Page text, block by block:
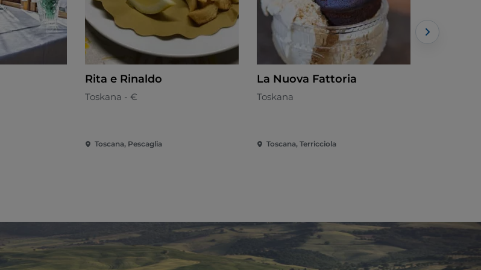
Rita e Rinaldo
Toskana - €
Toscana, Pescaglia
La Nuova Fattoria
Toskana
Toscana, Terricciola